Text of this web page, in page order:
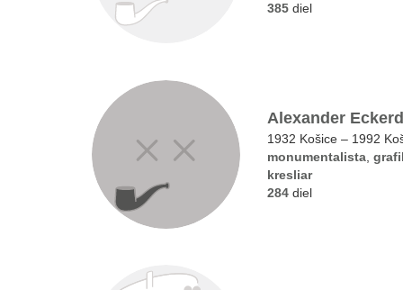
385 diel
Alexander
1932 Košice – 1992
monumentalista,
kresliar
284 diel